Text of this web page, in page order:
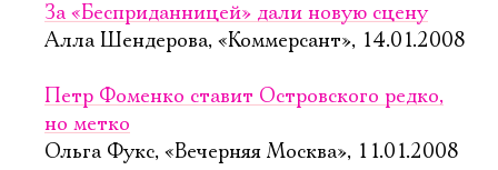
За «Бесприданницей» дали новую сцену
Алла Шендерова, «Коммерсант», 14.01.2008
Петр Фоменко ставит Островского редко,
но метко
Ольга Фукс, «Вечерняя Москва», 11.01.2008